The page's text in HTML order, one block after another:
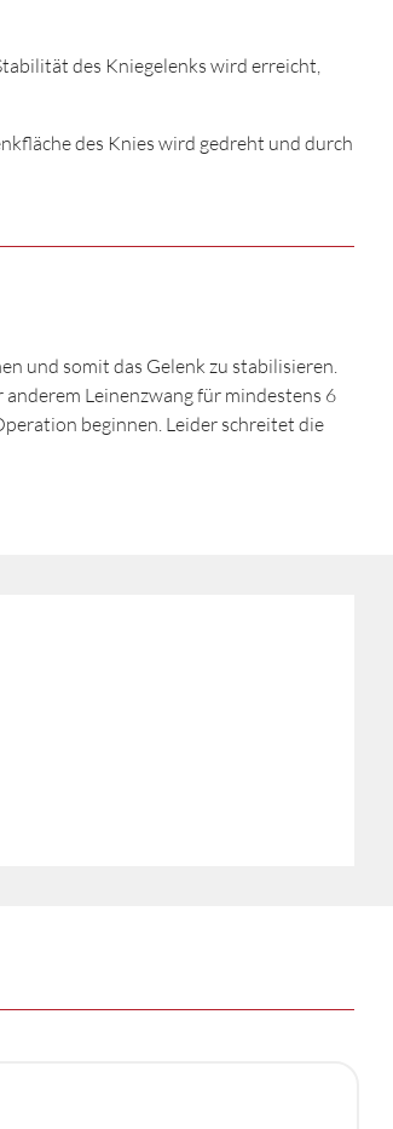
des Kniegelenks wird erreicht,
des Knies wird gedreht und durch
und somit das Gelenk zu stabilisieren.
Leinenzwang für mindestens 6
beginnen. Leider schreitet die